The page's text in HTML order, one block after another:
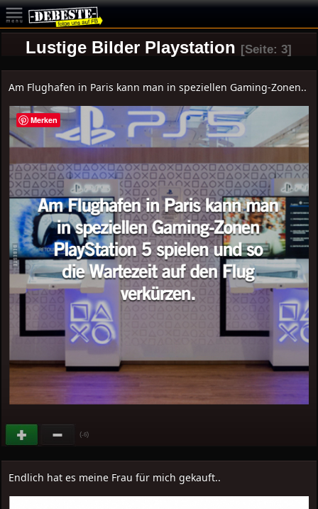
Lustige Bilder Playstation [Seite: 3]
Am Flughafen in Paris kann man in speziellen Gaming-Zonen..
(-6)
Endlich hat es meine Frau für mich gekauft..
Merken